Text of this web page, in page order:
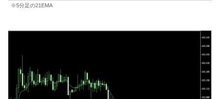
※5分足の21EMA